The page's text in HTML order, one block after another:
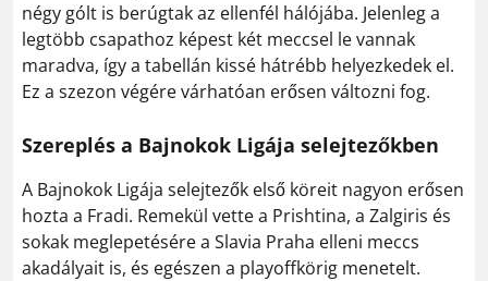
négy gólt is berúgtak az ellenfél hálójába. Jelenleg a
legtöbb csapathoz képest két meccsel le vannak
maradva, így a tabellán kissé hátrébb helyezkedek el.
Ez a szezon végére várhatóan erősen változni fog.
Szereplés a Bajnokok Ligája selejtezőkben
A Bajnokok Ligája selejtezők első köreit nagyon erősen
hozta a Fradi. Remekül vette a Prishtina, a Zalgiris és
sokak meglepetésére a Slavia Praha elleni meccs
akadályait is, és egészen a playoffkörig menetelt.